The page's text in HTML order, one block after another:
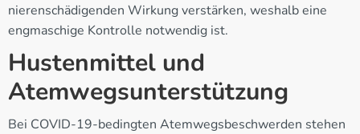
nierenschädigenden Wirkung verstärken, weshalb eine
engmaschige Kontrolle notwendig ist.
Hustenmittel und
Atemwegsunterstützung
Bei COVID-19-bedingten Atemwegsbeschwerden stehen